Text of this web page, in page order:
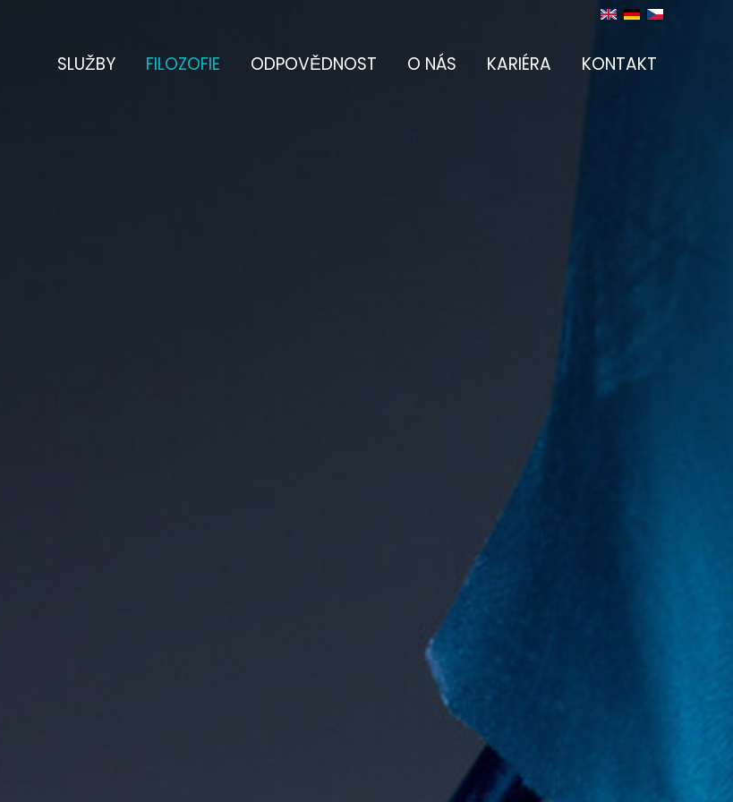
SLUŽBY FILOZOFIE ODPOVĚDNOST O NÁS KARIÉRA KONTAKT